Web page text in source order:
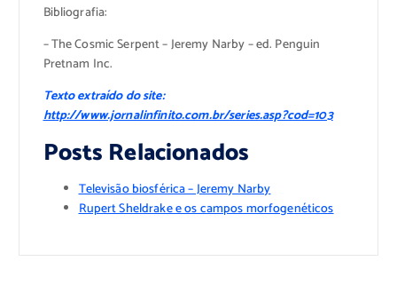
Bibliografia:
– The Cosmic Serpent – Jeremy Narby – ed. Penguin
Pretnam Inc.
Texto extraído do site:
http://www.jornalinfinito.com.br/series.asp?cod=103
Posts Relacionados
Televisão biosférica – Jeremy Narby
Rupert Sheldrake e os campos morfogenéticos